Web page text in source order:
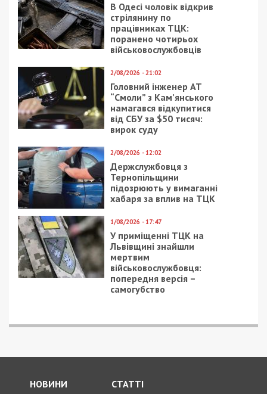
В Одесі чоловік відкрив
стрілянину по
працівниках ТЦК:
поранено чотирьох
військовослужбовців
2/08/2026 - 21:02
Головний інженер АТ
“Смоли” з Кам’янського
намагався відкупитися
від СБУ за $50 тисяч:
вирок суду
2/08/2026 - 12:02
Держслужбовця з
Тернопільщини
підозрюють у вимаганні
хабаря за вплив на ТЦК
1/08/2026 - 17:47
У приміщенні ТЦК на
Львівщині знайшли
мертвим
військовослужбовця:
попередня версія –
самогубство
НОВИНИ СТАТТІ